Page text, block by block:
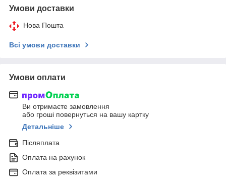
Умови доставки
Нова Пошта
Всі умови доставки
Умови оплати
Ви отримаєте замовлення
або гроші повернуться на вашу картку
Детальніше
Післяплата
Оплата на рахунок
Оплата за реквізитами